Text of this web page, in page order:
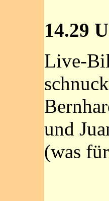
14.29
Live-
und
(was